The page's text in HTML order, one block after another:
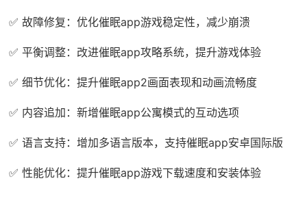
✅ 故障修复：优化催眠app游戏稳定性，减少崩溃
✅ 平衡调整：改进催眠app攻略系统，提升游戏体验
✅ 细节优化：提升催眠app2画面表现和动画流畅度
✅ 内容追加：新增催眠app公寓模式的互动选项
✅ 语言支持：增加多语言版本，支持催眠app安卓国际版
✅ 性能优化：提升催眠app游戏下载速度和安装体验